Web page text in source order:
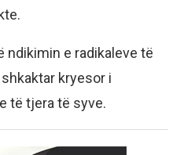
e radikaleve të
kryesor i
të tjera të syve.